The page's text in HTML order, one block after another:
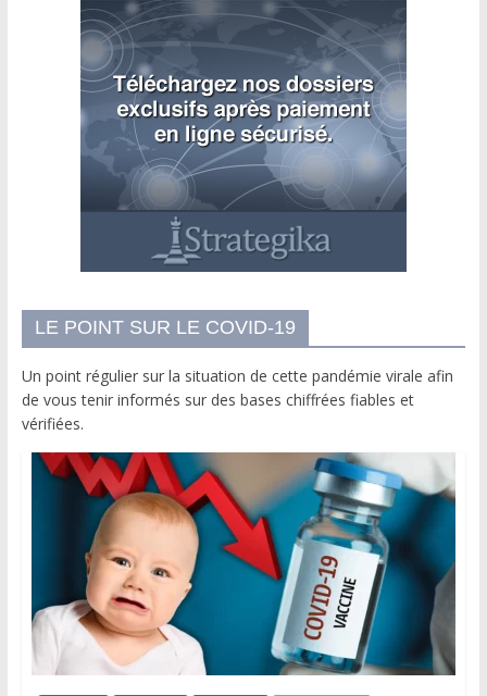
LE POINT SUR LE COVID-19
Un point régulier sur la situation de cette pandémie virale afin
de vous tenir informés sur des bases chiffrées fiables et
vérifiées.